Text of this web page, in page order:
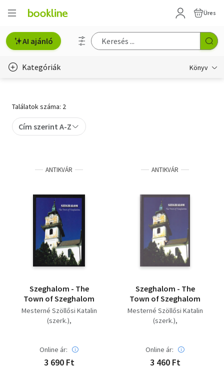
Üres
AI ajánló
Kategóriák Könyv
Gyermek- és ifjúsági
Művészet
Szakkönyv
Szótár, nyelvkönyv
Tankönyv, segédkönyv
Társadalomtudomány
Természettudomány
Történelem
Találatok száma: 2
Cím szerint A-Z
ANTIKVÁR
Szeghalom - The
Town of Szeghalom
Mesterné Szöllősi Katalin
(szerk.)
Online ár:
3 690 Ft
ANTIKVÁR
Szeghalom - The
Town of Szeghalom
Mesterné Szöllősi Katalin
(szerk.)
Online ár:
3 460 Ft